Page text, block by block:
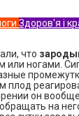
Здоров'я і
что
или ногами.
плод
он
на